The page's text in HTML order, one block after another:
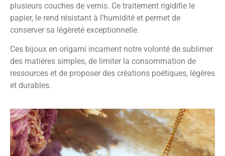
plusieurs couches de vernis. Ce traitement rigidifie le
papier, le rend résistant à l’humidité et permet de
conserver sa légèreté exceptionnelle.
Ces bijoux en origami incarnent notre volonté de sublimer
des matières simples, de limiter la consommation de
ressources et de proposer des créations poétiques, légères
et durables.